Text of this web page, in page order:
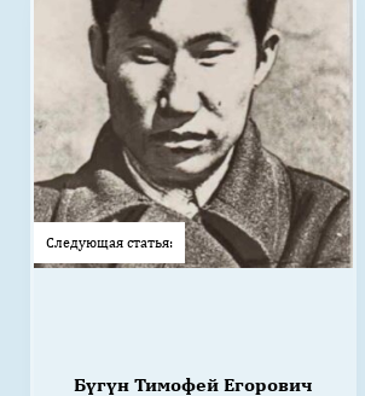
Следующая статья:
Бүгүн Тимофей Егорович